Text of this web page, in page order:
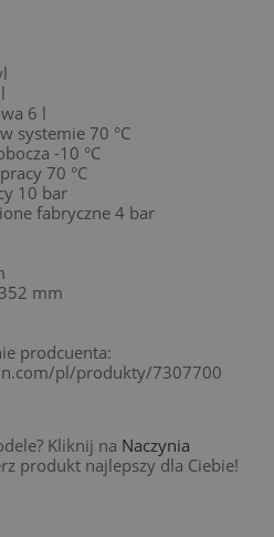
6 l
systemie 70 °C
-10 °C
70 °C
10 bar
fabryczne 4 bar
mm
prodcuenta:
pl/produkty/7307700
Kliknij na Naczynia
produkt najlepszy dla Ciebie!